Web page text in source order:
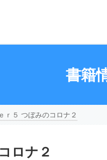
書籍
５ つぼみのコロナ２
ロナ２